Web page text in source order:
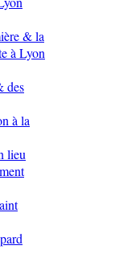
& la
à Lyon
des
à la
lieu